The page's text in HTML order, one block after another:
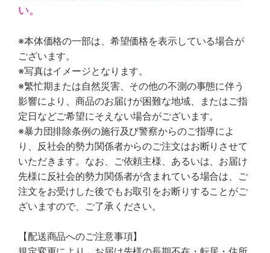
い。
※本体価格の一部は、希望価格を表示している場合が
ございます。
※写真はイメージとなります。
※繁忙期または自然災害、その他の不測の事態に伴う
影響により、商品のお届けが困難な地域、またはご指
定日などご希望にそえない場合がございます。
※暴力団排除条例の施行及び警察からのご指導によ
り、反社会的勢力関係者からのご注文はお断りさせて
いただきます。なお、ご依頼主様、あるいは、お届け
先様に反社会的勢力関係者が含まれている場合は、ご
注文をお受けした後でもお取引をお断りすることがご
ざいますので、ご了承ください。
【配送商品へのご注意事項】